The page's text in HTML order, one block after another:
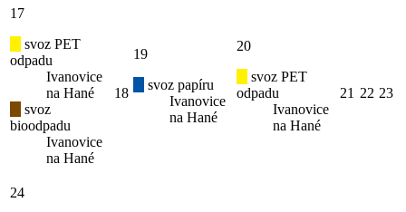
17
svoz PET
odpadu
Ivanovice
na Hané
svoz
bioodpadu
Ivanovice
na Hané
18
19
svoz papíru
Ivanovice
na Hané
20
svoz PET
odpadu
Ivanovice
na Hané
21 22 23
24